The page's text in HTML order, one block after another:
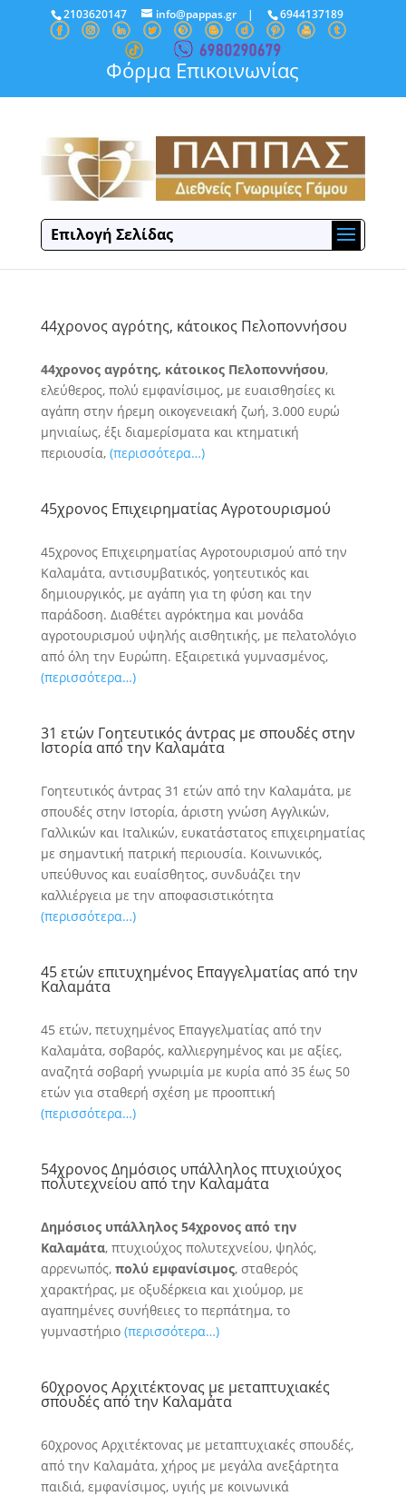
2103620147 info@pappas.gr| 6944137189
Φόρμα Επικοινωνίας
Επιλογή Σελίδας
44χρονος αγρότης, κάτοικος Πελοποννήσου
44χρονος αγρότης, κάτοικος Πελοποννήσου,
ελεύθερος, πολύ εμφανίσιμος, με ευαισθησίες κι
αγάπη στην ήρεμη οικογενειακή ζωή, 3.000 ευρώ
μηνιαίως, έξι διαμερίσματα και κτηματική
περιουσία, (περισσότερα…)
45χρονος Επιχειρηματίας Αγροτουρισμού
45χρονος Επιχειρηματίας Αγροτουρισμού από την
Καλαμάτα, αντισυμβατικός, γοητευτικός και
δημιουργικός, με αγάπη για τη φύση και την
παράδοση. Διαθέτει αγρόκτημα και μονάδα
αγροτουρισμού υψηλής αισθητικής, με πελατολόγιο
από όλη την Ευρώπη. Εξαιρετικά γυμνασμένος,
(περισσότερα…)
31 ετών Γοητευτικός άντρας με σπουδές στην
Ιστορία από την Καλαμάτα
Γοητευτικός άντρας 31 ετών από την Καλαμάτα, με
σπουδές στην Ιστορία, άριστη γνώση Αγγλικών,
Γαλλικών και Ιταλικών, ευκατάστατος επιχειρηματίας
με σημαντική πατρική περιουσία. Κοινωνικός,
υπεύθυνος και ευαίσθητος, συνδυάζει την
καλλιέργεια με την αποφασιστικότητα
(περισσότερα…)
45 ετών επιτυχημένος Επαγγελματίας από την
Καλαμάτα
45 ετών, πετυχημένος Επαγγελματίας από την
Καλαμάτα, σοβαρός, καλλιεργημένος και με αξίες,
αναζητά σοβαρή γνωριμία με κυρία από 35 έως 50
ετών για σταθερή σχέση με προοπτική
(περισσότερα…)
54χρονος Δημόσιος υπάλληλος πτυχιούχος
πολυτεχνείου από την Καλαμάτα
Δημόσιος υπάλληλος 54χρονος από την
Καλαμάτα, πτυχιούχος πολυτεχνείου, ψηλός,
αρρενωπός, πολύ εμφανίσιμος, σταθερός
χαρακτήρας, με οξυδέρκεια και χιούμορ, με
αγαπημένες συνήθειες το περπάτημα, το
γυμναστήριο (περισσότερα…)
60χρονος Αρχιτέκτονας με μεταπτυχιακές
σπουδές από την Καλαμάτα
60χρονος Αρχιτέκτονας με μεταπτυχιακές σπουδές,
από την Καλαμάτα, χήρος με μεγάλα ανεξάρτητα
παιδιά, εμφανίσιμος, υγιής με κοινωνικά